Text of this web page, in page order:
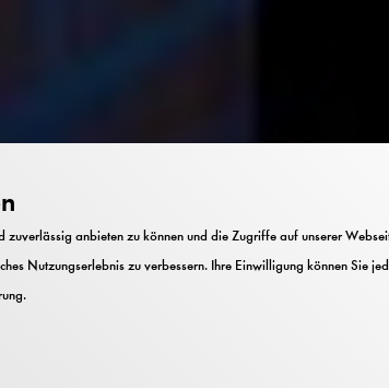
zuverlässig anbieten zu können und die Zugriffe auf unserer
Nutzungserlebnis zu verbessern. Ihre Einwilligung können Sie
.